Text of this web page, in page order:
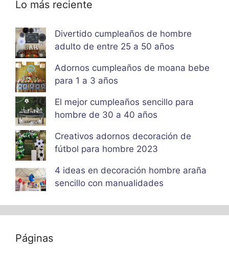
Lo más reciente
Divertido cumpleaños de hombre
adulto de entre 25 a 50 años
Adornos cumpleaños de moana bebe
para 1 a 3 años
El mejor cumpleaños sencillo para
hombre de 30 a 40 años
Creativos adornos decoración de
fútbol para hombre 2023
4 ideas en decoración hombre araña
sencillo con manualidades
Páginas